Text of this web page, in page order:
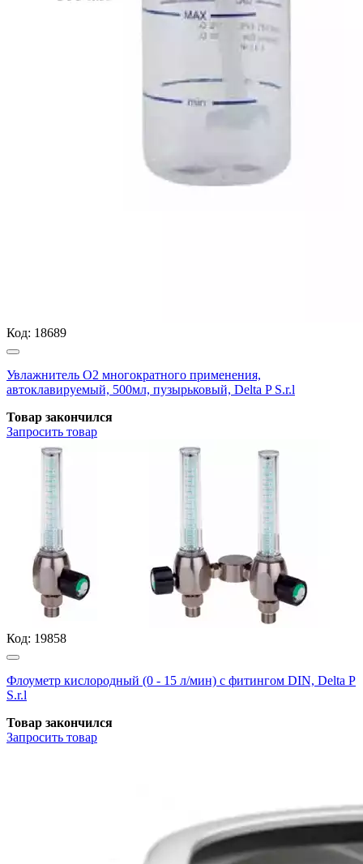
Код: 18689
Увлажнитель О2 многократного применения,
автоклавируемый, 500мл, пузырьковый, Delta P S.r.l
Товар закончился
Запросить товар
Код: 19858
Флоуметр кислородный (0 - 15 л/мин) с фитингом DIN, Delta P
S.r.l
Товар закончился
Запросить товар